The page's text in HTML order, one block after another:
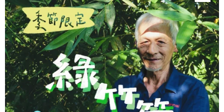
食材科普
MCT 油是什麼？跟椰
子油差在哪？4 個關鍵
幫你選對油
【超級食物】青花椰菜
苗功效有哪些？背後的